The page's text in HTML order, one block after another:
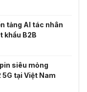
tảng AI tác nhân
khẩu B2B
siêu mỏng
5G tại Việt Nam